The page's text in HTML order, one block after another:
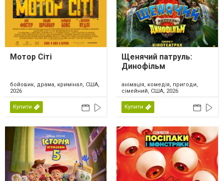
Мотор Сіті
бойовик, драма, кримінал, США,
2026
Купити
Щенячий патруль:
Динофільм
анімація, комедія, пригоди,
сімейний, США, 2026
Купити